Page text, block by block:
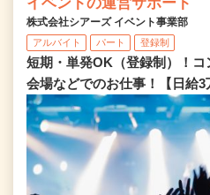
株式会社シアーズ イベント事業部
アルバイト パート 登録制
短期・単発OK（登録制）！
会場などでのお仕事！【日給3